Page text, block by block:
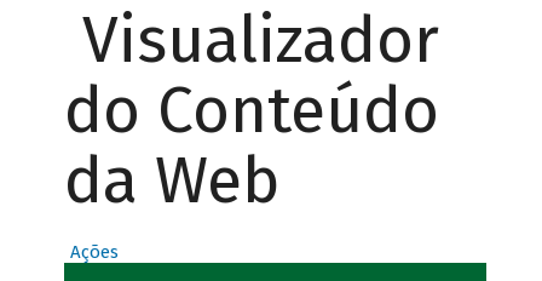
Visualizador
do Conteúdo
da Web
Ações